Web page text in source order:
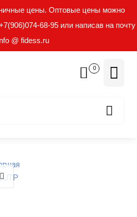
цены. Оптовые цены можно
68-95 или написав на почту
@ fidess.ru
0